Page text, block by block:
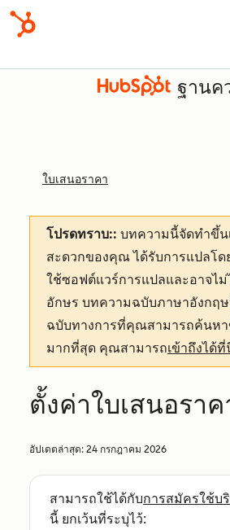
ฐานค
ใบเสนอราคา
โปรดทราบ:: บทความนี้จัดทำขึ้น
สะดวกของคุณได้รับการแปลโ
ใช้ซอฟต์แวร์การแปลและอาจไ
อักษร บทความฉบับภาษาอังกฤ
ฉบับทางการที่คุณสามารถค้นห
มากที่สุด คุณสามารถเข้าถึงได้ที่
ตั้งค่าใบเสนอราค
อัปเดตล่าสุด: 24 กรกฎาคม 2026
สามารถใช้ได้กับการสมัครใช้บ
นี้ ยกเว้นที่ระบุไว้: